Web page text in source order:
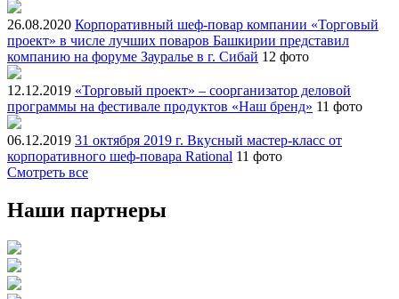
26.08.2020 Корпоративный шеф-повар компании «Торговый
проект» в числе лучших поваров Башкирии представил
компанию на форуме Зауралье в г. Сибай 12 фото
12.12.2019 «Торговый проект» – соорганизатор деловой
программы на фестивале продуктов «Наш бренд» 11 фото
06.12.2019 31 октября 2019 г. Вкусный мастер-класс от
корпоративного шеф-повара Rational 11 фото
Смотреть все
Наши партнеры